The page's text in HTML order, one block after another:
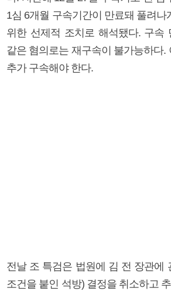
1심 6개월 구속기간이 만료돼 풀려나
위한 선제적 조치로 해석됐다. 구속
같은 혐의로는 재구속이 불가능하다.
추가 구속해야 한다.
전날 조 특검은 법원에 김 전 장관에
조건을 붙인 석방) 결정을 취소하고